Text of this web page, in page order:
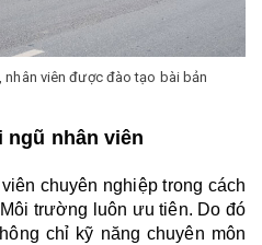
nhân viên được đào tạo bài bản
ngũ nhân viên
chuyên nghiệp trong cách
trường luôn ưu tiên. Do đó
chỉ kỹ năng chuyên môn